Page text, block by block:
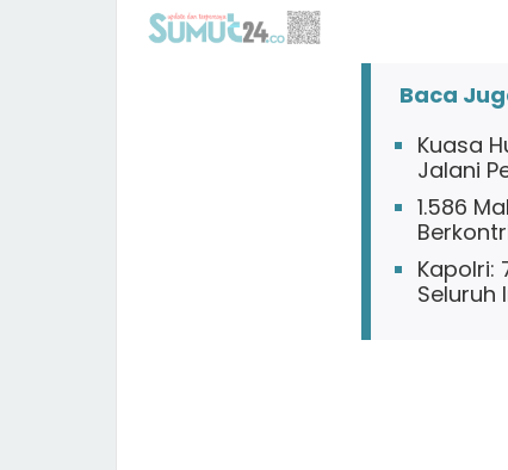
Baca
Kuasa
Jalani
1.586
Kapolri:
Seluruh